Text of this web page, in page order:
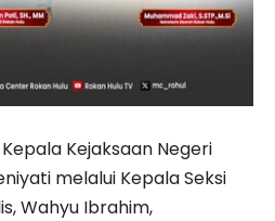
Kejaksaan Negeri
melalui Kepala Seksi
Wahyu Ibrahim,